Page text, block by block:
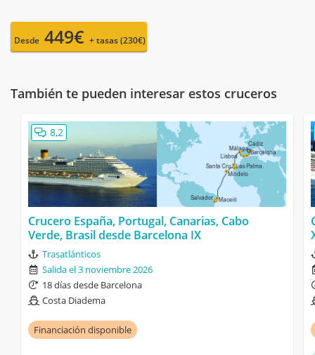
Desde 449€ + tasas (230€)
También te pueden interesar estos cruceros
8,2
Crucero España, Portugal, Canarias, Cabo
Verde, Brasil desde Barcelona IX
Trasatlánticos
Salida el 3 noviembre 2026
18 días desde Barcelona
Costa Diadema
Financiación disponible